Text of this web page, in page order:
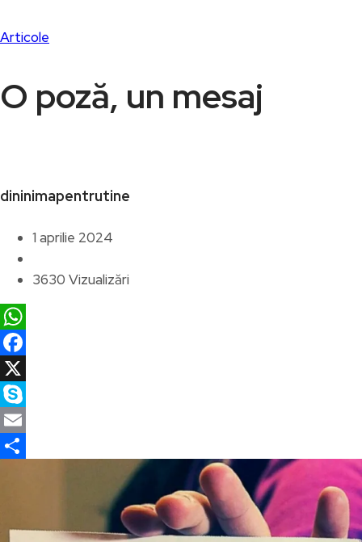
Articole
O poză, un mesaj
dininimapentrutine
1 aprilie 2024
3630 Vizualizări
WhatsApp
Facebook
X
Skype
Email